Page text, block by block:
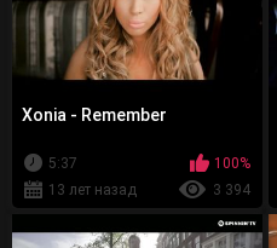
Xonia - Remember
5:37
100%
13 лет назад
3 394